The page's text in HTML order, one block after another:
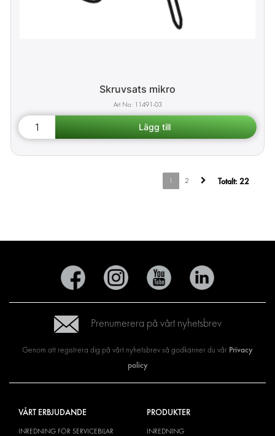
Skruvsats mikro
11491-03
1 2 Totalt: 22
Prenumerera på vårt nyhetsbrev
Genom att registrera dig på vårt nyhetsbrev så godkänner du vår Privacy
policy
VÅRT ERBJUDANDE
INREDNING FÖR SERVICEBILAR
PRODUKTER
INREDNING